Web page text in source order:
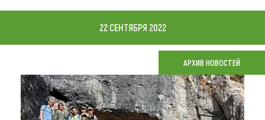
Что привезти (сувениры)
О регионе
22 СЕНТЯБРЯ 2022
АРХИВ НОВОСТЕЙ